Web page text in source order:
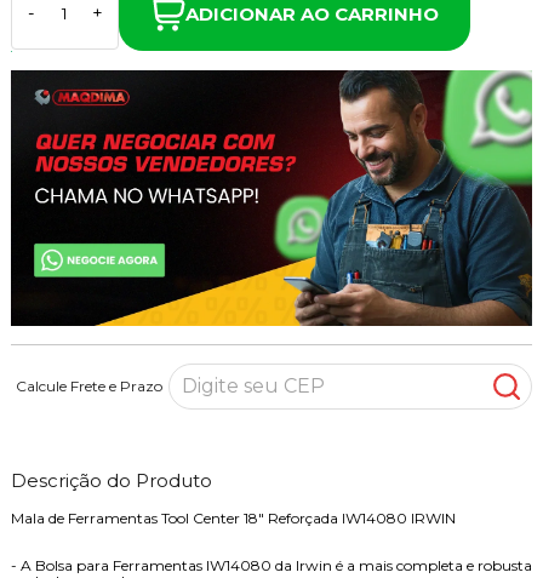
- + ADICIONAR AO CARRINHO
Calcule Frete e Prazo
Descrição do Produto
Mala de Ferramentas Tool Center 18" Reforçada IW14080 IRWIN
- A Bolsa para Ferramentas IW14080 da Irwin é a mais completa e robusta